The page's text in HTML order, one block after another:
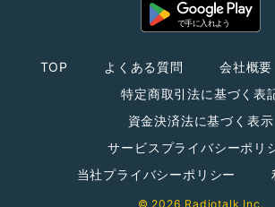
TOP よくある質問 会社概要
特定商取引法に基づく表
資金決済法に基づく表示
サービスプライバシーポリ
当社プライバシーポリシー
© 2026 Radiotalk Inc.